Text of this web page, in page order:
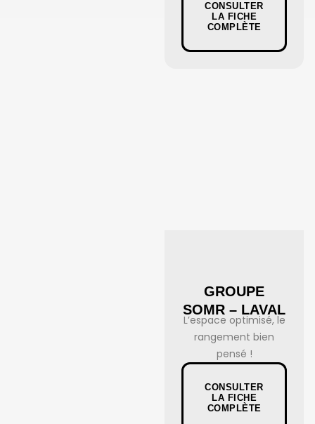
CONSULTER
LA FICHE
COMPLÈTE
GROUPE
SOMR – LAVAL
L’espace optimisé, le
rangement bien
pensé !
CONSULTER
LA FICHE
COMPLÈTE